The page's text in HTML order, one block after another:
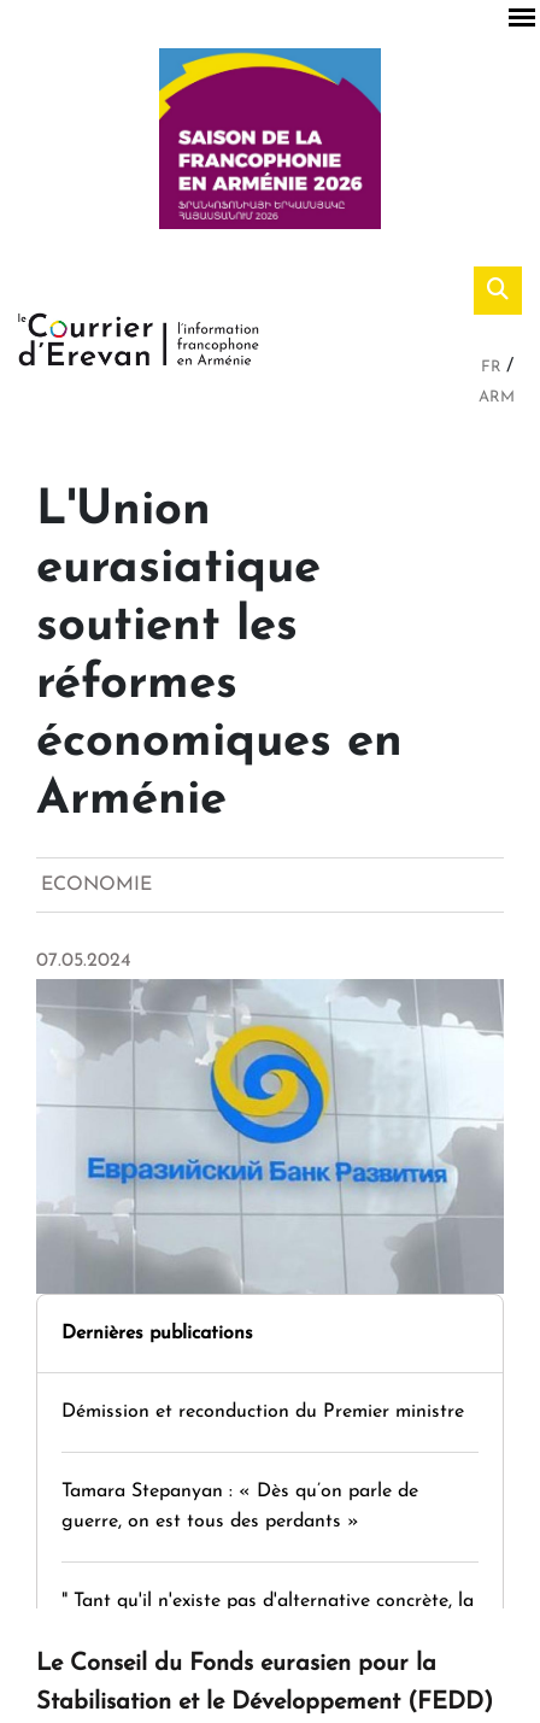
FR
ARM
L'Union
eurasiatique
soutient les
réformes
économiques en
Arménie
ECONOMIE
07.05.2024
Dernières publications
Démission et reconduction du Premier ministre
Tamara Stepanyan : « Dès qu’on parle de
guerre, on est tous des perdants »
" Tant qu'il n'existe pas d'alternative concrète, la
KASA : 30 ans d'audace, de résilience et d'avenir
Le Conseil du Fonds eurasien pour la
Stabilisation et le Développement (FEDD)